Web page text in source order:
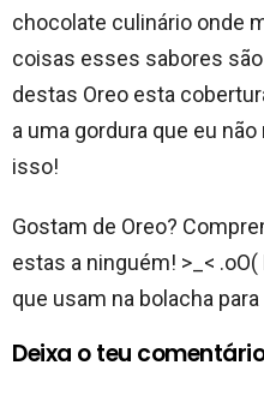
chocolate culinário onde
coisas esses sabores
destas Oreo esta
a uma gordura que eu
isso!
Gostam de Oreo?
estas a ninguém! >_<
que usam na bolacha
Deixa o teu